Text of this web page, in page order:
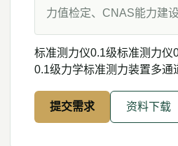
力值检定、CNAS能力建设
标准测力仪0.1级标准测力仪
0.1级力学标准测力装置多通
提交需求 资料下载